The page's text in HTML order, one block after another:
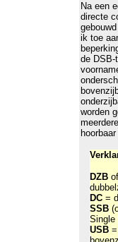
Na een
directe
ik toe
de DSB-
worden
DZB of
DC =
SSB
Single
USB